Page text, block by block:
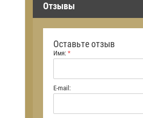
Отзывы
Оставьте отзыв
Имя: *
E-mail: